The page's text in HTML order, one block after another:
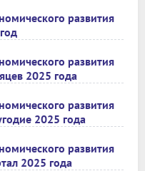
развития
развития
2025 года
развития
2025 года
развития
2025 года